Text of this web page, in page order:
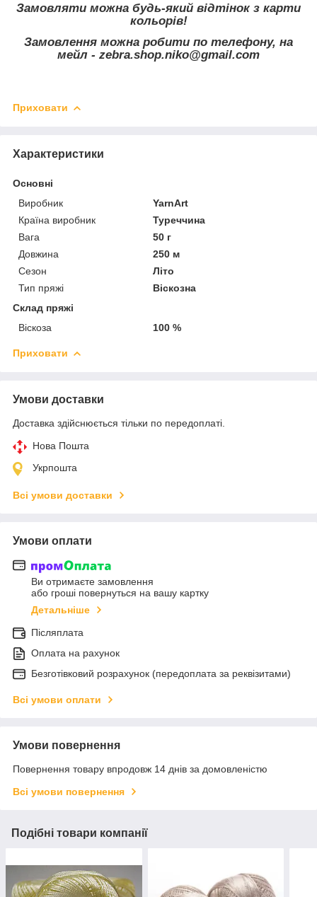
Замовляти можна будь-який відтінок з карти
кольорів!
Замовлення можна робити по телефону, на
мейл - zebra.shop.niko@gmail.com
Приховати
Характеристики
Основні
Виробник
YarnArt
Країна виробник
Туреччина
Вага
50 г
Довжина
250 м
Сезон
Літо
Тип пряжі
Віскозна
Склад пряжі
Віскоза
100 %
Приховати
Умови доставки
Доставка здійснюється тільки по передоплаті.
Нова Пошта
Укрпошта
Всі умови доставки
Умови оплати
Ви отримаєте замовлення
або гроші повернуться на вашу картку
Детальніше
Післяплата
Оплата на рахунок
Безготівковий розрахунок (передоплата за реквізитами)
Всі умови оплати
Умови повернення
Повернення товару впродовж 14 днів за домовленістю
Всі умови повернення
Подібні товари компанії